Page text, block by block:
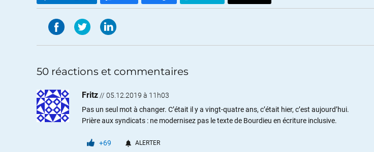
50 réactions et commentaires
Fritz // 05.12.2019 à 11h03
Pas un seul mot à changer. C’était il y a vingt-quatre ans, c’était hier, c’est aujourd’hui.
Prière aux syndicats : ne modernisez pas le texte de Bourdieu en écriture inclusive.
+69 ALERTER